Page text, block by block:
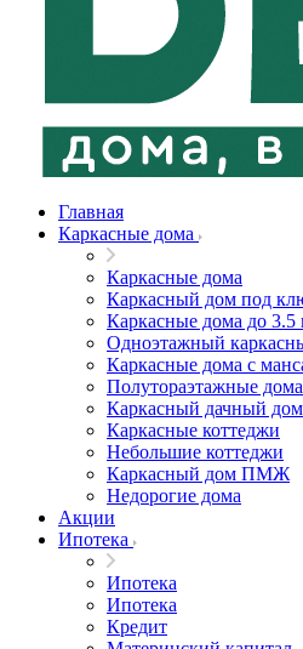
Главная
Каркасные дома
Каркасные дома
Каркасный дом под
Каркасные дома до 3.5
Одноэтажный
Каркасные дома с
Полутораэтажные дома
Каркасный дачный дом
Каркасные коттеджи
Небольшие коттеджи
Каркасный дом ПМЖ
Недорогие дома
Акции
Ипотека
Ипотека
Ипотека
Кредит